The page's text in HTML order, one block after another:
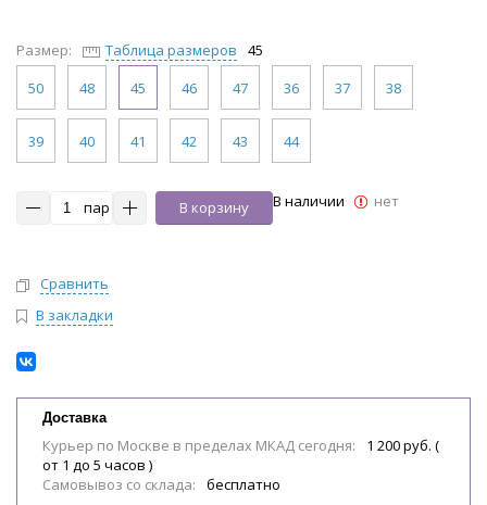
Размер: Таблица размеров
45
50
48 45 46 47 36 37 38
39 40 41 42 43 44
пар В корзину В наличии нет
Сравнить
В закладки
Доставка
Курьер по Москве в пределах МКАД сегодня:
1 200 руб. (
от 1 до 5 часов )
Самовывоз со склада:
бесплатно